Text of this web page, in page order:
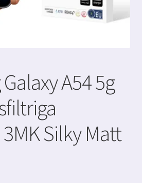
A54 5g
Silky Matt